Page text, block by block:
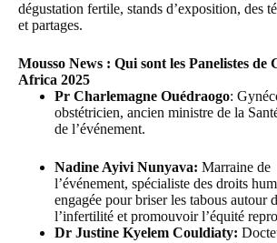
dégustation fertile, stands d’exposition, des
et partages.
Mousso News : Qui sont les Panelistes de
Africa 2025
Pr Charlemagne Ouédraogo:
obstétricien, ancien ministre de la
de l’événement.
Nadine Ayivi Nunyava: Marraine de
l’événement, spécialiste des droits
engagée pour briser les tabous autour
l’infertilité et promouvoir l’équité
Dr Justine Kyelem Couldiaty: